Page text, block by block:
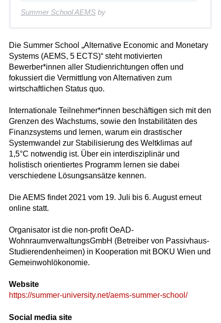
Summer School AEMSby
Die Summer School „Alternative Economic and Monetary
Systems (AEMS, 5 ECTS)“ steht motivierten
Bewerber*innen aller Studienrichtungen offen und
fokussiert die Vermittlung von Alternativen zum
wirtschaftlichen Status quo.
Internationale Teilnehmer*innen beschäftigen sich mit den
Grenzen des Wachstums, sowie den Instabilitäten des
Finanzsystems und lernen, warum ein drastischer
Systemwandel zur Stabilisierung des Weltklimas auf
1,5°C notwendig ist. Über ein interdisziplinär und
holistisch orientiertes Programm lernen sie dabei
verschiedene Lösungsansätze kennen.
Die AEMS findet 2021 vom 19. Juli bis 6. August erneut
online statt.
Organisator ist die non-profit OeAD-
WohnraumverwaltungsGmbH (Betreiber von Passivhaus-
Studierendenheimen) in Kooperation mit BOKU Wien und
Gemeinwohlökonomie.
Website
https://summer-university.net/aems-summer-school/
Social media site